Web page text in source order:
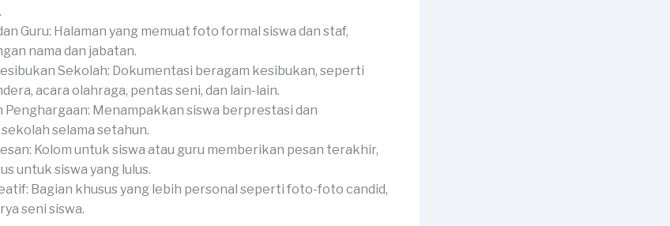
Guru: Halaman yang memuat foto formal siswa dan staf,
nama dan jabatan.
Sekolah: Dokumentasi beragam kesibukan, seperti
acara olahraga, pentas seni, dan lain-lain.
Penghargaan: Menampakkan siswa berprestasi dan
selama setahun.
Kolom untuk siswa atau guru memberikan pesan terakhir,
untuk siswa yang lulus.
Bagian khusus yang lebih personal seperti foto-foto candid,
seni siswa.